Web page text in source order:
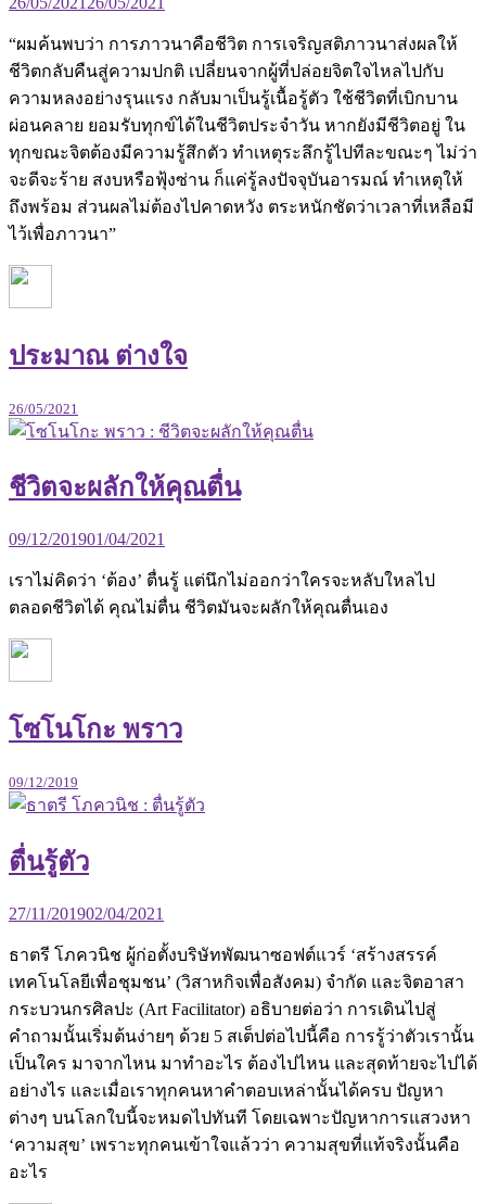
“ผมค้นพบว่า การภาวนาคือชีวิต การเจริญสติภาวนาส่งผลให้
ชีวิตกลับคืนสู่ความปกติ เปลี่ยนจากผู้ที่ปล่อยจิตใจไหลไปกับ
ความหลงอย่างรุนแรง กลับมาเป็นรู้เนื้อรู้ตัว ใช้ชีวิตที่เบิกบาน
ผ่อนคลาย ยอมรับทุกข์ได้ในชีวิตประจำวัน หากยังมีชีวิตอยู่ ใน
ทุกขณะจิตต้องมีความรู้สึกตัว ทำเหตุระลึกรู้ไปทีละขณะๆ ไม่ว่า
จะดีจะร้าย สงบหรือฟุ้งซ่าน ก็แค่รู้ลงปัจจุบันอารมณ์ ทำเหตุให้
ถึงพร้อม ส่วนผลไม่ต้องไปคาดหวัง ตระหนักชัดว่าเวลาที่เหลือมี
ไว้เพื่อภาวนา”
ประมาณ ต่างใจ
26/05/2021
ชีวิตจะผลักให้คุณตื่น
09/12/201901/04/2021
เราไม่คิดว่า ‘ต้อง’ ตื่นรู้ แต่นึกไม่ออกว่าใครจะหลับใหลไป
ตลอดชีวิตได้ คุณไม่ตื่น ชีวิตมันจะผลักให้คุณตื่นเอง
โซโนโกะ พราว
09/12/2019
ตื่นรู้ตัว
27/11/201902/04/2021
ธาตรี โภควนิช ผู้ก่อตั้งบริษัทพัฒนาซอฟต์แวร์ ‘สร้างสรรค์
เทคโนโลยีเพื่อชุมชน’ (วิสาหกิจเพื่อสังคม) จำกัด และจิตอาสา
กระบวนกรศิลปะ (Art Facilitator) อธิบายต่อว่า การเดินไปสู่
คำถามนั้นเริ่มต้นง่ายๆ ด้วย 5 สเต็ปต่อไปนี้คือ การรู้ว่าตัวเรานั้น
เป็นใคร มาจากไหน มาทำอะไร ต้องไปไหน และสุดท้ายจะไปได้
อย่างไร และเมื่อเราทุกคนหาคำตอบเหล่านั้นได้ครบ ปัญหา
ต่างๆ บนโลกใบนี้จะหมดไปทันที โดยเฉพาะปัญหาการแสวงหา
‘ความสุข’ เพราะทุกคนเข้าใจแล้วว่า ความสุขที่แท้จริงนั้นคือ
อะไร